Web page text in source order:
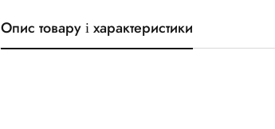
Опис товару і характеристики